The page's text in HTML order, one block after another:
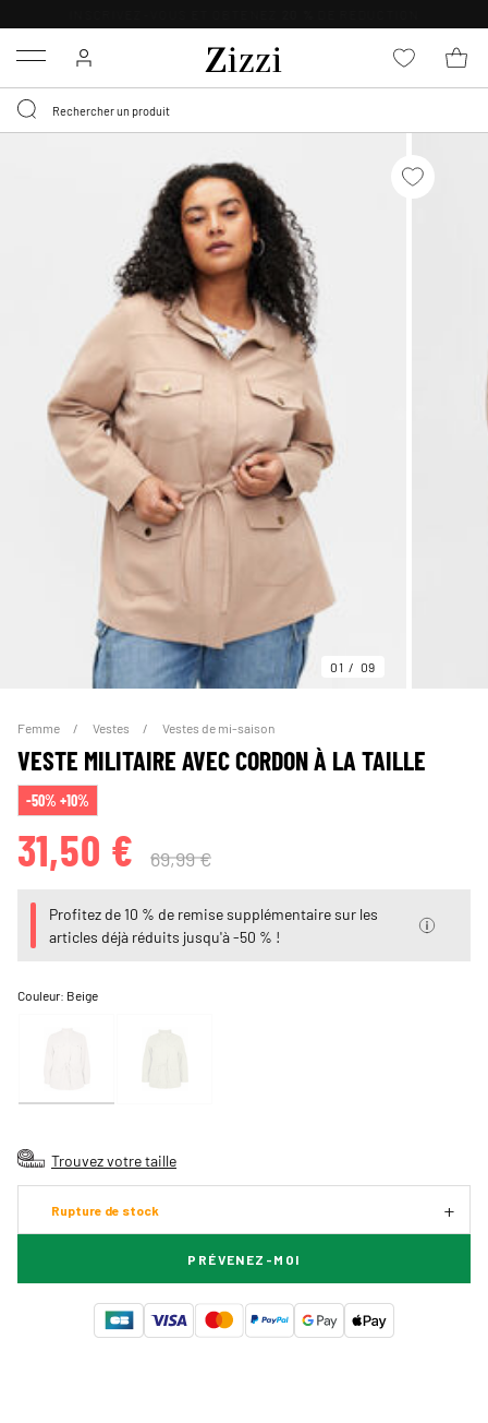
Menu
01 09
Femme Vestes Vestes de mi-saison
VESTE MILITAIRE AVEC CORDON À LA TAILLE
-50% +10%
31,50 € 69,99 €
Profitez de 10 % de remise supplémentaire sur les
articles déjà réduits jusqu'à -50 % !
Couleur: Beige
Trouvez votre taille
Rupture de stock
PRÉVENEZ-MOI